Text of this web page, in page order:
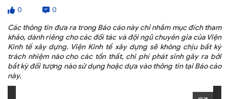
ẤN PHẨM
ĐÀO TẠO, BỒI DƯỠNG
TƯ VẤN
THÔNG TIN CÔNG BỐ
0
0
Các thông tin đưa ra trong Báo cáo này chỉ nhằm mục đích tham
khảo, dành riêng cho các đối tác và đội ngũ chuyên gia của Viện
Kinh tế xây dựng. Viện Kinh tế xây dựng sẽ không chịu bất kỳ
trách nhiệm nào cho các tổn thất, chi phí phát sinh gây ra bởi
bất kỳ đối tượng nào sử dụng hoặc dựa vào thông tin tại Báo cáo
này.